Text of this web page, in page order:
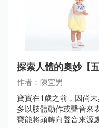
探索人體的奧妙【
作者：陳宜男
寶寶在1歲之前，因尚
多以肢體動作或聲音來
寶能將頭轉向聲音來源